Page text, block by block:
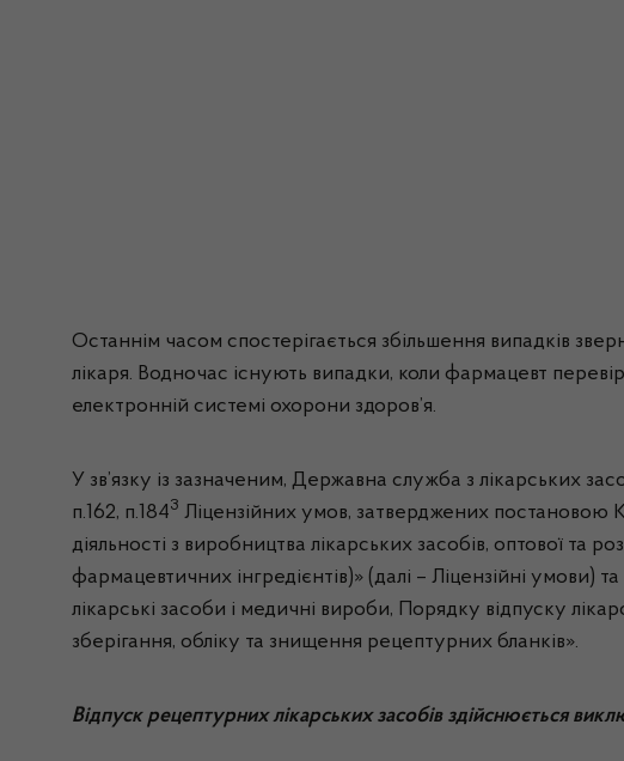
Останнім часом спостерігається збільшення випадків
лікаря. Водночас існують випадки, коли фармацевт
електронній системі охорони здоров’я.
У зв’язку із зазначеним, Державна служба з лікарських
п.162, п.1843 Ліцензійних умов, затверджених постановою
діяльності з виробництва лікарських засобів, оптової та
фармацевтичних інгредієнтів)» (далі – Ліцензійні
лікарські засоби і медичні вироби, Порядку відпуску
зберігання, обліку та знищення рецептурних бланків».
Відпуск рецептурних лікарських засобів здійснюється